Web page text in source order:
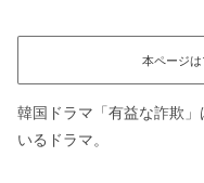
本ページ
韓国ドラマ「有益な詐欺
いるドラマ。